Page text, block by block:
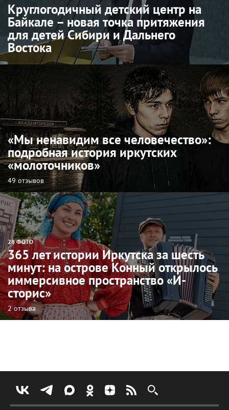
Круглогодичный детский центр на
Байкале – новая точка притяжения
для детей Сибири и Дальнего
Востока
«Мы ненавидим все человечество»:
подробная история иркутских
«молоточников»
49 отзывов
28 ФОТО
365 лет истории Иркутска за шесть
минут: на острове Конный открылось
иммерсивное пространство «И-
сторис»
2 отзыва